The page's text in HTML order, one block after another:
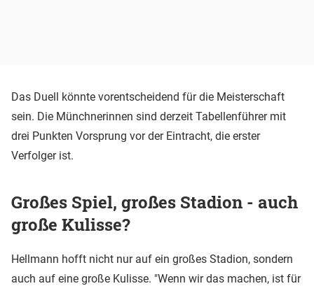
Das Duell könnte vorentscheidend für die Meisterschaft
sein. Die Münchnerinnen sind derzeit Tabellenführer mit
drei Punkten Vorsprung vor der Eintracht, die erster
Verfolger ist.
Großes Spiel, großes Stadion - auch
große Kulisse?
Hellmann hofft nicht nur auf ein großes Stadion, sondern
auch auf eine große Kulisse. "Wenn wir das machen, ist für